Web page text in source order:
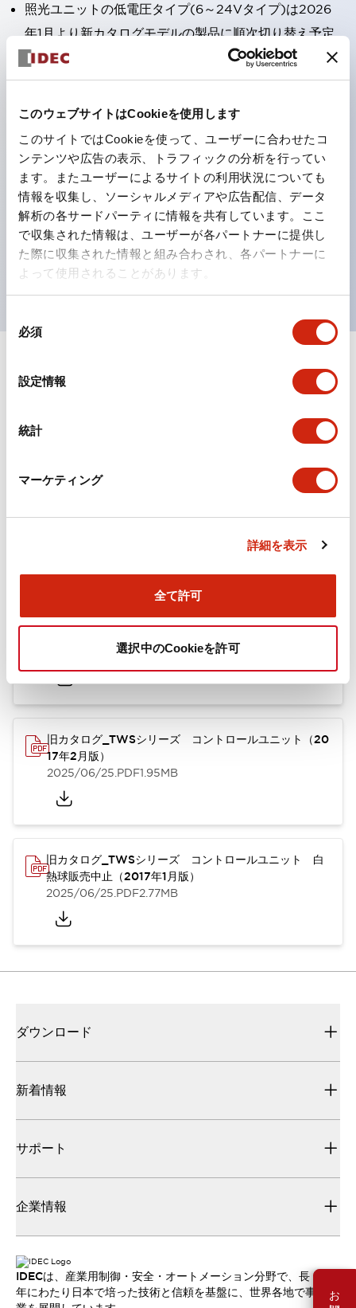
このウェブサイトはCookieを使用します
このサイトではCookieを使って、ユーザーに合わせたコ
ンテンツや広告の表示、トラフィックの分析を行ってい
ます。またユーザーによるサイトの利用状況についても
情報を収集し、ソーシャルメディアや広告配信、データ
解析の各サードパーティに情報を共有しています。ここ
で収集された情報は、ユーザーが各パートナーに提供し
た際に収集された情報と組み合わされ、各パートナーに
よって使用されることがあります。
必須
設定情報
統計
マーケティング
詳細を表示
全て許可
選択中のCookieを許可
照光ユニットの低電圧タイプ(6～24Vタイプ)は2026
年1月より新カタログモデルの製品に順次切り替え予定
高電圧タイプのLED球が搭載可能になり、ダイレクト
タイプの定格使用電圧が最大240Vまで対応可能になり
ました。
プを除く）
丸形圧着端子の配線工数を大幅に削減。
ひとつで6色の役をこなすLED球（LSRD球）。これま
で色ごとに分かれていたLED球を、1色のLED球で各色
を表現できるようにしました。
UL、CSA、TÜV、CCC認証品。（一部機種は除く）
ドキュメントとファイル
カタログ
版）（日本語）
TWSシリーズ コントロールユニット（2025年6月
.PDF1.30MB
旧カタログ_TWSシリーズ コントロールユニット（20
17年2月版）
2025/06/25.PDF1.95MB
旧カタログ_TWSシリーズ コントロールユニット 白
熱球販売中止（2017年1月版）
2025/06/25.PDF2.77MB
ダウンロード
新着情報
サポート
企業情報
IDECは、産業用制御・安全・オートメーション分野で、長
年にわたり日本で培った技術と信頼を基盤に、世界各地で事